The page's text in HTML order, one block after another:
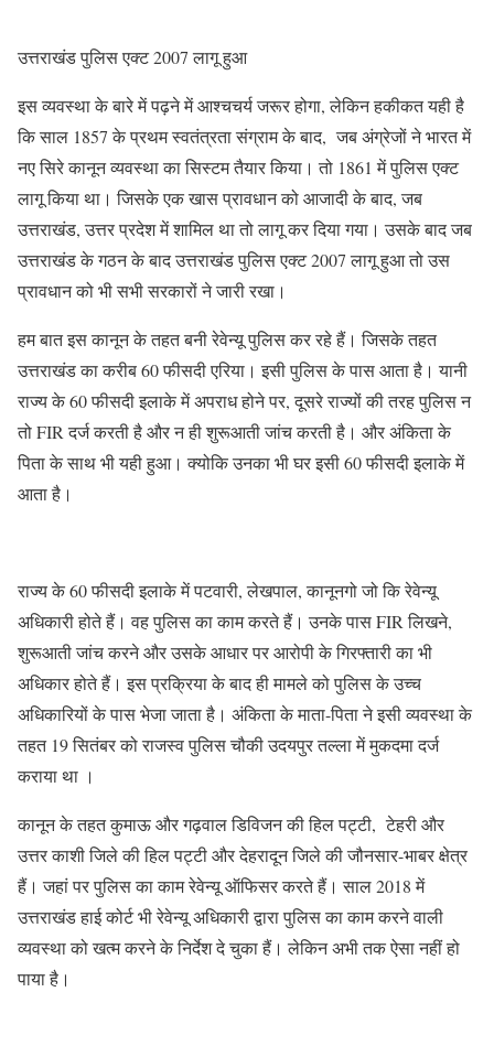
उत्तराखंड पुलिस एक्ट 2007 लागू हुआ
इस व्यवस्था के बारे में पढ़ने में आश्चचर्य जरूर होगा, लेकिन हकीकत यही है
कि साल 1857 के प्रथम स्वतंत्रता संग्राम के बाद, जब अंग्रेजों ने भारत में
नए सिरे कानून व्यवस्था का सिस्टम तैयार किया। तो 1861 में पुलिस एक्ट
लागू किया था। जिसके एक खास प्रावधान को आजादी के बाद, जब
उत्तराखंड, उत्तर प्रदेश में शामिल था तो लागू कर दिया गया। उसके बाद जब
उत्तराखंड के गठन के बाद उत्तराखंड पुलिस एक्ट 2007 लागू हुआ तो उस
प्रावधान को भी सभी सरकारों ने जारी रखा।
हम बात इस कानून के तहत बनी रेवेन्यू पुलिस कर रहे हैं। जिसके तहत
उत्तराखंड का करीब 60 फीसदी एरिया। इसी पुलिस के पास आता है। यानी
राज्य के 60 फीसदी इलाके में अपराध होने पर, दूसरे राज्यों की तरह पुलिस न
तो FIR दर्ज करती है और न ही शुरूआती जांच करती है। और अंकिता के
पिता के साथ भी यही हुआ। क्योकि उनका भी घर इसी 60 फीसदी इलाके में
आता है।
राज्य के 60 फीसदी इलाके में पटवारी, लेखपाल, कानूनगो जो कि रेवेन्यू
अधिकारी होते हैं। वह पुलिस का काम करते हैं। उनके पास FIR लिखने,
शुरूआती जांच करने और उसके आधार पर आरोपी के गिरफ्तारी का भी
अधिकार होते हैं। इस प्रक्रिया के बाद ही मामले को पुलिस के उच्च
अधिकारियों के पास भेजा जाता है। अंकिता के माता-पिता ने इसी व्यवस्था के
तहत 19 सितंबर को राजस्व पुलिस चौकी उदयपुर तल्ला में मुकदमा दर्ज
कराया था ।
कानून के तहत कुमाऊ और गढ़वाल डिविजन की हिल पट्टी, टेहरी और
उत्तर काशी जिले की हिल पट्टी और देहरादून जिले की जौनसार-भाबर क्षेत्र
हैं। जहां पर पुलिस का काम रेवेन्यू ऑफिसर करते हैं। साल 2018 में
उत्तराखंड हाई कोर्ट भी रेवेन्यू अधिकारी द्वारा पुलिस का काम करने वाली
व्यवस्था को खत्म करने के निर्देश दे चुका हैं। लेकिन अभी तक ऐसा नहीं हो
पाया है।